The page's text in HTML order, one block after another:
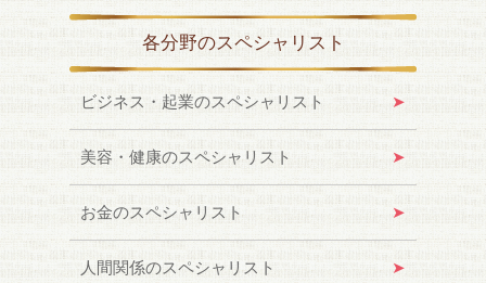
各分野のスペシャリスト
ビジネス・起業のスペシャリスト
美容・健康のスペシャリスト
お金のスペシャリスト
人間関係のスペシャリスト